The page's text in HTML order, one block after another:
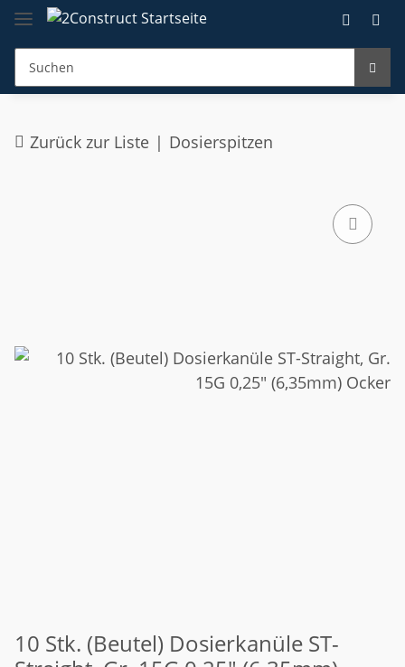
Zurück zur Liste Dosierspitzen
10 Stk. (Beutel) Dosierkanüle ST-